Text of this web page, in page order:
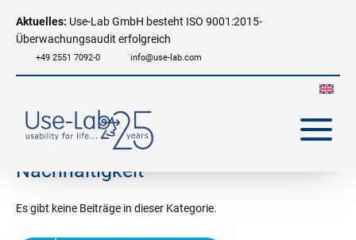
Aktuelles: Use-Lab GmbH besteht ISO 9001:2015-
Überwachungsaudit erfolgreich
+49 2551 7092-0 info@use-lab.com
Nachhaltigkeit
Es gibt keine Beiträge in dieser Kategorie.